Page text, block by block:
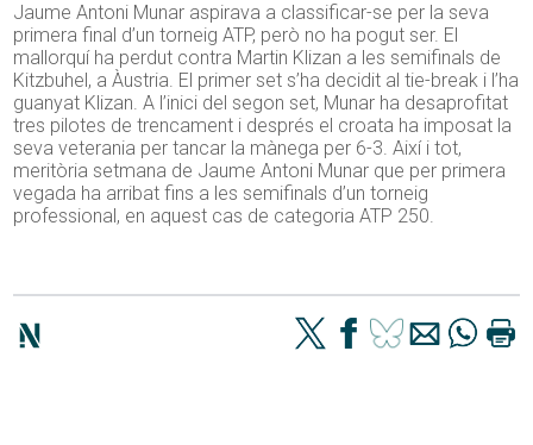
Jaume Antoni Munar aspirava a classificar-se per la seva
primera final d’un torneig ATP, però no ha pogut ser. El
mallorquí ha perdut contra Martin Klizan a les semifinals de
Kitzbuhel, a Àustria. El primer set s’ha decidit al tie-break i l’ha
guanyat Klizan. A l’inici del segon set, Munar ha desaprofitat
tres pilotes de trencament i després el croata ha imposat la
seva veterania per tancar la mànega per 6-3. Així i tot,
meritòria setmana de Jaume Antoni Munar que per primera
vegada ha arribat fins a les semifinals d’un torneig
professional, en aquest cas de categoria ATP 250.